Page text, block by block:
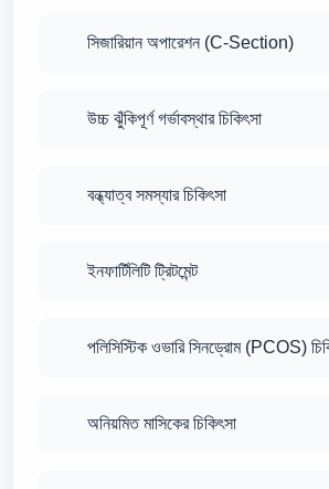
সিজারিয়ান অপারেশন (C-Section)
উচ্চ ঝুঁকিপূর্ণ গর্ভাবস্থার চিকিৎসা
বন্ধ্যাত্ব সমস্যার চিকিৎসা
ইনফার্টিলিটি ট্রিটমেন্ট
পলিসিস্টিক ওভারি সিনড্রোম (PCOS)
অনিয়মিত মাসিকের চিকিৎসা